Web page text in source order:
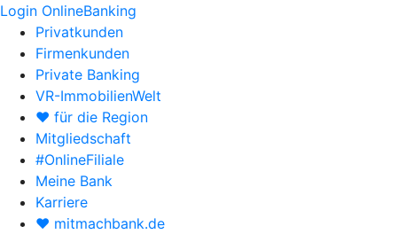
Login OnlineBanking
Privatkunden
Firmenkunden
Private Banking
VR-ImmobilienWelt
♥ für die Region
Mitgliedschaft
#OnlineFiliale
Meine Bank
Karriere
♥ mitmachbank.de